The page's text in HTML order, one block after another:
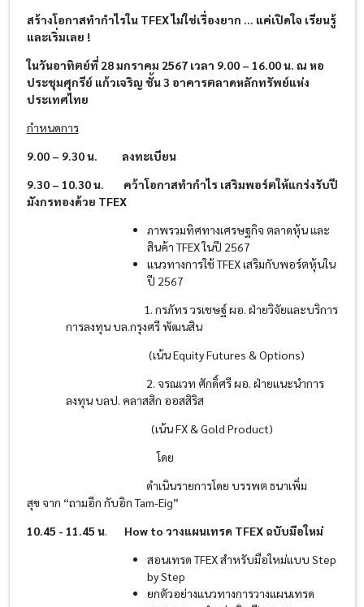
สร้างโอกาสทำกำไรใน TFEXไม่ใช่เรื่องยาก ... แค่เปิดใจ เรียนรู้
และเริ่มเลย !
ในวันอาทิตย์ที่ 28 มกราคม 2567 เวลา 9.00 – 16.00 น. ณ หอ
ประชุมศุกรีย์ แก้วเจริญ ชั้น 3 อาคารตลาดหลักทรัพย์แห่ง
ประเทศไทย
กำหนดการ
9.00 – 9.30 น. ลงทะเบียน
9.30 – 10.30 น.
คว้าโอกาสทำกำไร เสริมพอร์ตให้แกร่งรับปี
มังกรทองด้วย TFEX
ภาพรวมทิศทางเศรษฐกิจ ตลาดหุ้น และ
สินค้า TFEX ในปี 2567
แนวทางการใช้ TFEX เสริมกับพอร์ตหุ้นใน
ปี 2567
1. กรภัทร วรเชษฐ์ ผอ. ฝ่ายวิจัยและบริการ
การลงทุน บล.กรุงศรี พัฒนสิน ​
(เน้น Equity Futures & Options)​
2. จรณเวท ศักดิ์ศรี ผอ. ฝ่ายแนะนำการ
ลงทุน บลป. คลาสสิก ออสสิริส ​
(เน้น FX & Gold Product)​
โดย
ดำเนินรายการโดย บรรพต ธนาเพิ่ม
สุข จาก “ถามอีก กับอิก Tam-Eig”
10.45 - 11.45 น. How to วางแผนเทรด TFEX ฉบับมือใหม่​
สอนเทรด TFEX สำหรับมือใหม่แบบ Step
by Step​
ยกตัวอย่างแนวทางการวางแผนเทรด